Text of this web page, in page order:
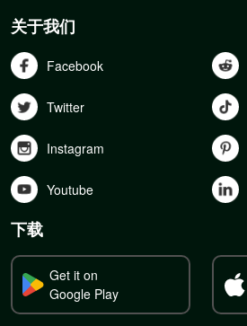
关于我们
Facebook
Twitter
Instagram
Youtube
下载
Get it on
Google Play